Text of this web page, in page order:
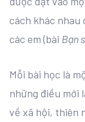
cách khác nhau
các em (bài Bạn
Mỗi bài học là
những điều mới
về xã hội, thiên